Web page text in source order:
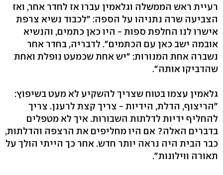
רעיית ראש הממשלה וגלאמין עברו אז לחדר אחר, ואז
הצביעה שרה נתניהו על הספה: "לכבוד נשיא צרפת
אישרו לנו החלפת ספות - היו כאן כתמים, והנשיא
אובמה ישב כאן עם הכתמים". לדבריה, בחדר אחר
נשברה אחת המנורות: "יש אחת שכמעט נופלת ואחת
שהדביקו אותה".
גלאמין עצמו בטוח שצריך להשקיע לא מעט בשיפוץ:
"הריצוף, הדלת, הידיות - צריך קצת לרענן. צריך
להחליף ידיות לדלתות השבורות. איך לא מטפלים
בדברים האלה? אם היו מחליפים את הרצפה והדלתות,
כבר הבית היה נראה יותר חדש. אחר כך הייתי הולך על
תאורה ווילונות".